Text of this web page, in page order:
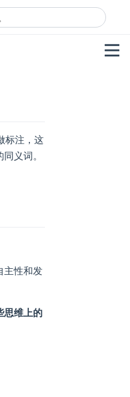
标注，这
义词。
主性和发
思维上的